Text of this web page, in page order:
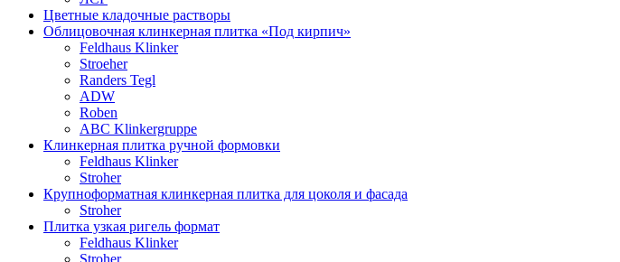
Цветные кладочные растворы
Облицовочная клинкерная плитка «Под кирпич»
Feldhaus Klinker
Stroeher
Randers Tegl
ADW
Roben
ABC Klinkergruppe
Клинкерная плитка ручной формовки
Feldhaus Klinker
Stroher
Крупноформатная клинкерная плитка для цоколя и фасада
Stroher
Плитка узкая ригель формат
Feldhaus Klinker
Stroher